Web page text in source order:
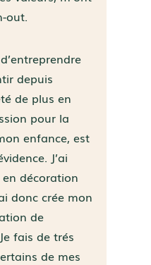
out.
depuis
de plus en
pour la
enfance, est
J’ai
décoration
donc crée mon
de
fais de trés
de mes